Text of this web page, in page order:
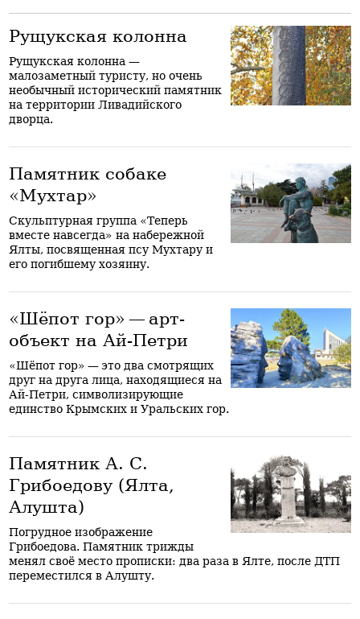
Рущукская колонна
Рущукская колонна —
малозаметный туристу, но очень
необычный исторический памятник
на территории Ливадийского
дворца.
Памятник собаке
«Мухтар»
Скульптурная группа «Теперь
вместе навсегда» на набережной
Ялты, посвященная псу Мухтару и
его погибшему хозяину.
«Шёпот гор» — арт-
объект на Ай-Петри
«Шёпот гор» — это два смотрящих
друг на друга лица, находящиеся на
Ай-Петри, символизирующие
единство Крымских и Уральских гор.
Памятник А. С.
Грибоедову (Ялта,
Алушта)
Погрудное изображение
Грибоедова. Памятник трижды
менял своё место прописки: два раза в Ялте, после ДТП
переместился в Алушту.